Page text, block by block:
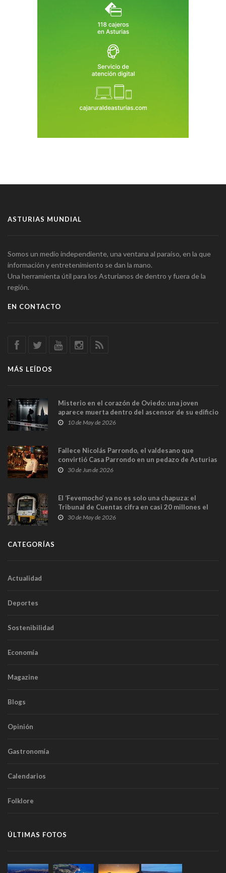
ASTURIAS MUNDIAL
Somos un medio independiente, una ventana al paraíso, en la que
información y entretenimiento se dan la mano.
Una herramienta útil para los Asturianos de dentro y fuera de la
región.
EN CONTACTO
MÁS LEÍDOS
Misterio en el corazón de Oviedo: una joven
aparece muerta dentro del ascensor de su edificio
y las cámaras captan sus últimos minutos
10 de May de 2026
Fallece Nicolás Parrondo, el valdesano que
convirtió Casa Parrondo en un pedazo de Asturias
en Madrid
30 de Jun de 2026
El ‘Fevemocho’ ya no es solo una chapuza: el
Tribunal de Cuentas cifra en casi 20 millones el
sobrecoste de los trenes que no cabían por los
30 de May de 2026
CATEGORÍAS
Actualidad
Deportes
Sostenibilidad
Economía
Magazine
Blogs
Opinión
Gastronomía
Calendarios
Folklore
ÚLTIMAS FOTOS